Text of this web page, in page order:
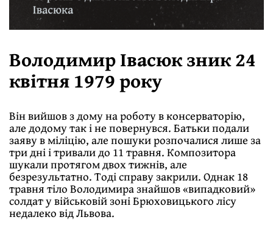
Володимир Івасюк зник 24
квітня 1979 року
Він вийшов з дому на роботу в консерваторію,
але додому так і не повернувся. Батьки подали
заяву в міліцію, але пошуки розпочалися лише за
три дні і тривали до 11 травня. Композитора
шукали протягом двох тижнів, але
безрезультатно. Тоді справу закрили. Однак 18
травня тіло Володимира знайшов «випадковий»
солдат у військовій зоні Брюховицького лісу
недалеко від Львова.